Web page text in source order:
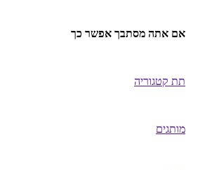
אם אתה מסתבך אפשר כך
תת קטגוריה
מותגים